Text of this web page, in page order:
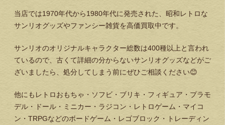
当店では1970年代から1980年代に発売された、昭和レトロな
サンリオグッズやファンシー雑貨を高価買取中です。
サンリオのオリジナルキャラクター総数は400種以上と言われ
ているので、古くて詳細の分からないサンリオグッズなどがご
ざいましたら、処分してしまう前にぜひご相談ください😊
他にもレトロおもちゃ・ソフビ・ブリキ・フィギュア・プラモ
デル・ドール・ミニカー・ラジコン・レトロゲーム・マイコ
ン・TRPGなどのボードゲーム・レゴブロック・トレーディン